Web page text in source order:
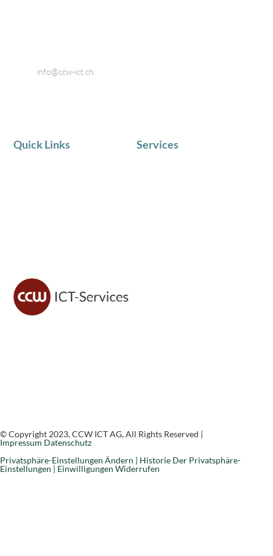
Services
Quick Links
info@ccw-ict.ch
© Copyright 2023, CCW ICT AG, All Rights Reserved |
Impressum Datenschutz
Privatsphäre-Einstellungen Ändern | Historie Der Privatsphäre-
Einstellungen | Einwilligungen Widerrufen